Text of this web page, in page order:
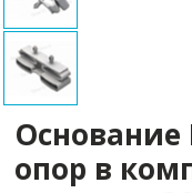
Основание
опор в